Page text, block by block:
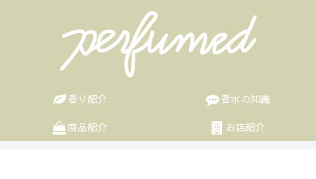
香り紹介
香水の知識
商品紹介
お店紹介